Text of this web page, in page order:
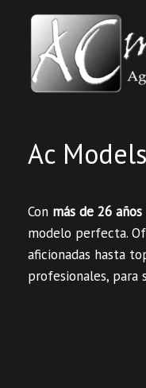
Ac Models
Con más de 26
modelo perfecta.
aficionadas hasta
profesionales, para